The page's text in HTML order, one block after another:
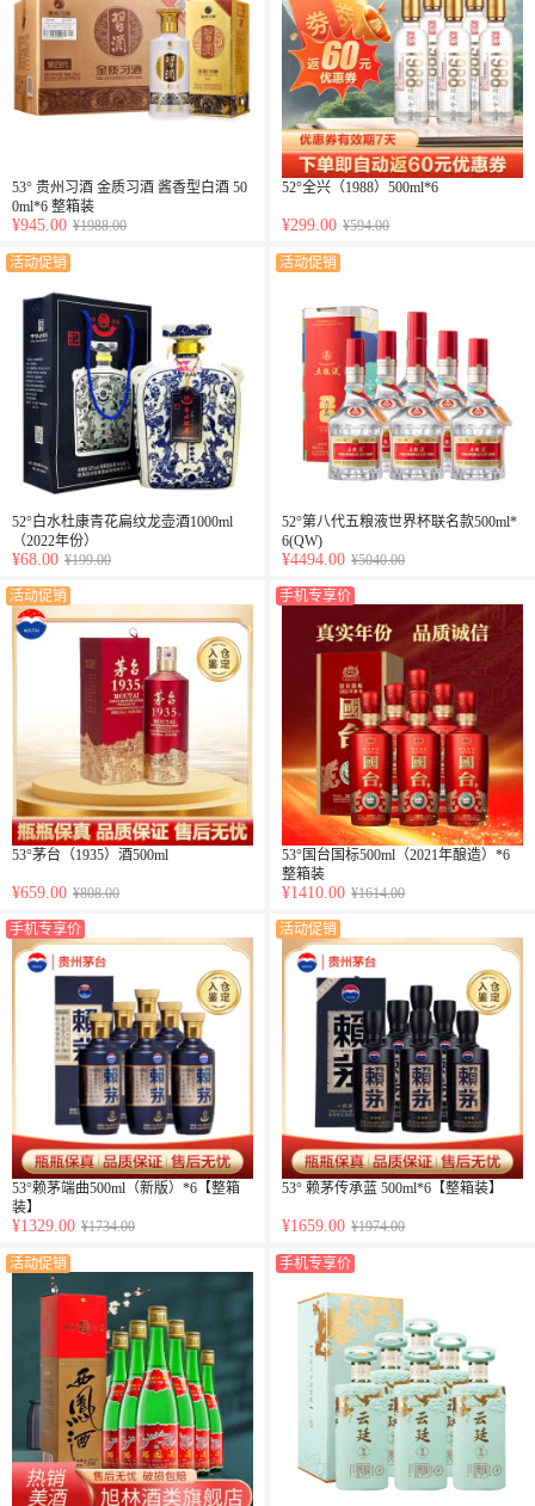
53° 贵州习酒 金质习酒 酱香型白酒 50
0ml*6 整箱装
¥945.00 ¥1988.00
52°全兴（1988）500ml*6
¥299.00 ¥594.00
活动促销
52°白水杜康青花扁纹龙壶酒1000ml
（2022年份）
¥68.00 ¥199.00
活动促销
52°第八代五粮液世界杯联名款500ml*
6(QW)
¥4494.00 ¥5040.00
活动促销
53°茅台（1935）酒500ml
¥659.00 ¥808.00
手机专享价
53°国台国标500ml（2021年酿造）*6
整箱装
¥1410.00 ¥1614.00
手机专享价
53°赖茅端曲500ml（新版）*6【整箱
装】
¥1329.00 ¥1734.00
活动促销
53° 赖茅传承蓝 500ml*6【整箱装】
¥1659.00 ¥1974.00
活动促销 手机专享价